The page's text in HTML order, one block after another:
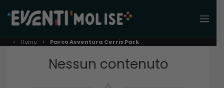
Home Parco Avventura Cerris Park
Nessun contenuto